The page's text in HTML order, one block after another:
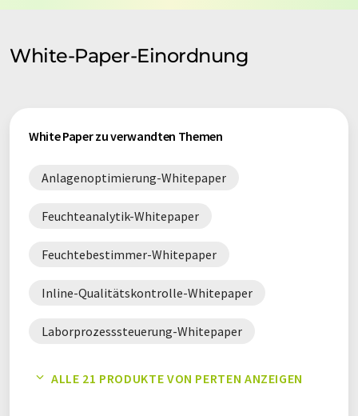
White-Paper-Einordnung
White Paper zu verwandten Themen
Anlagenoptimierung-Whitepaper
Feuchteanalytik-Whitepaper
Feuchtebestimmer-Whitepaper
Inline-Qualitätskontrolle-Whitepaper
Laborprozesssteuerung-Whitepaper
ALLE 21 PRODUKTE VON PERTEN ANZEIGEN